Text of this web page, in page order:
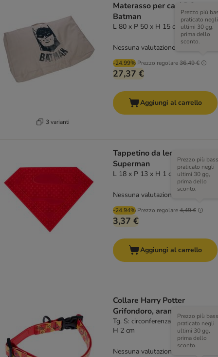
3 varianti
Materasso per cani DC
Batman
L 80 x P 50 x H 15 cm
-24.99% Prezzo regolare36,49 €
Prezzo più
praticato negli
ultimi 30 gg,
prima dello
sconto.
27,37 €
Nessuna valutazione
Aggiungi al carrello
Tappetino da leccare DC
Superman
L 18 x P 13 x H 1 cm
-24.94% Prezzo regolare4,49 €
Prezzo più
praticato negli
ultimi 30 gg,
prima dello
sconto.
3,37 €
Nessuna valutazione
Aggiungi al carrello
Collare Harry Potter
Grifondoro, arancione
Tg. S: circonferenza 25 - 36 cm x
H 2 cm
Prezzo più
praticato negli
ultimi 30 gg,
prima dello
sconto.
Nessuna valutazione